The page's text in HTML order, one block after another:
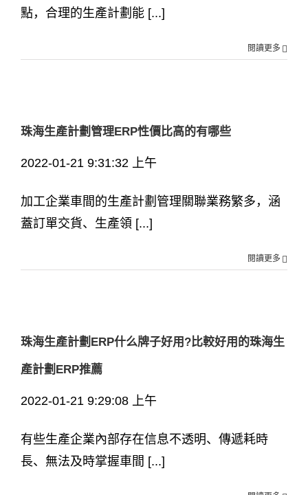
點，合理的生產計劃能 [...]
閱讀更多
珠海生產計劃管理ERP性價比高的有哪些
2022-01-21 9:31:32 上午
加工企業車間的生產計劃管理關聯業務繁多，涵
蓋訂單交貨、生產領 [...]
閱讀更多
珠海生產計劃ERP什么牌子好用?比較好用的珠海生
產計劃ERP推薦
2022-01-21 9:29:08 上午
有些生產企業內部存在信息不透明、傳遞耗時
長、無法及時掌握車間 [...]